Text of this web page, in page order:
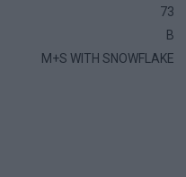
73
B
M+S WITH SNOWFLAKE